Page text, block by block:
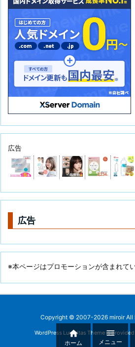
広告
広告
※本ページはプロモーションが含まれてい
Copyright © 2007-2026 miroirAll
WordPress Luxeritas Theme is

ホーム

メニュー